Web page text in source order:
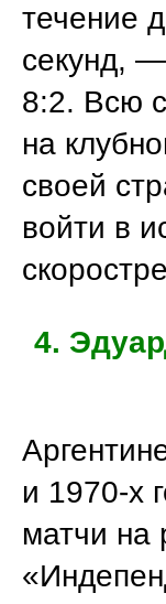
течение
секунд,
8:2. Всю
на
своей
войти в
4.
и 1970-х
матчи на